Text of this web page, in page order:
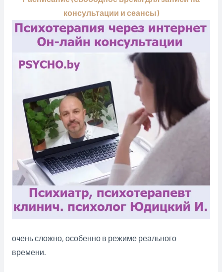
консультации и сеансы)
очень сложно, особенно в режиме реального
времени.